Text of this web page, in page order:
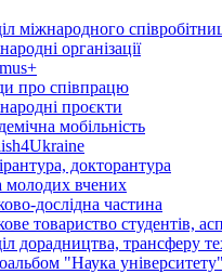
міжнародного
організації
про співпрацю
проєкти
мобільність
докторантура
молодих вчених
дослідна частина
товариство студентів,
дорадництва, трансферу
"Наука університету"